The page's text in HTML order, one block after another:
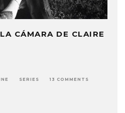
CÁMARA DE CLAIRE
SERIES 13 COMMENTS